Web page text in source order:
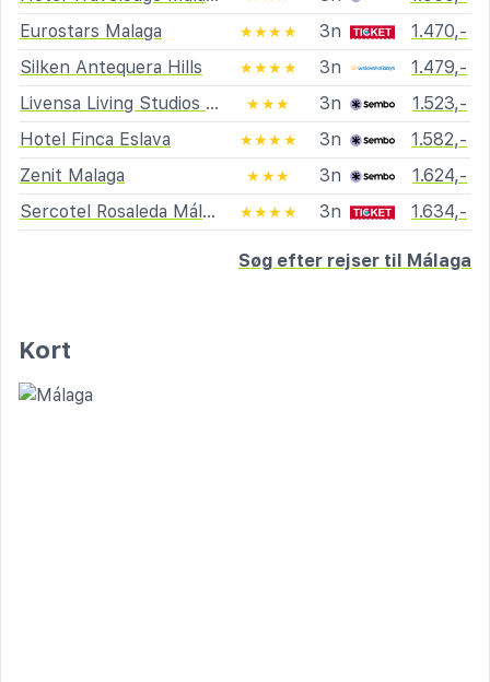
Eurostars Malaga
★★★★ 3n
1.470,-
Silken Antequera Hills
★★★★ 3n
1.479,-
Livensa Living Studios Málaga Feria
★★★ 3n
1.523,-
Hotel Finca Eslava
★★★★ 3n
1.582,-
Zenit Malaga
★★★ 3n
1.624,-
Sercotel Rosaleda Málaga
★★★★ 3n 1.634,-
Søg efter rejser til Málaga
Kort